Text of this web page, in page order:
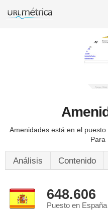
Amenidades está en el puesto
Para
Análisis Contenido
648.606
Puesto en España